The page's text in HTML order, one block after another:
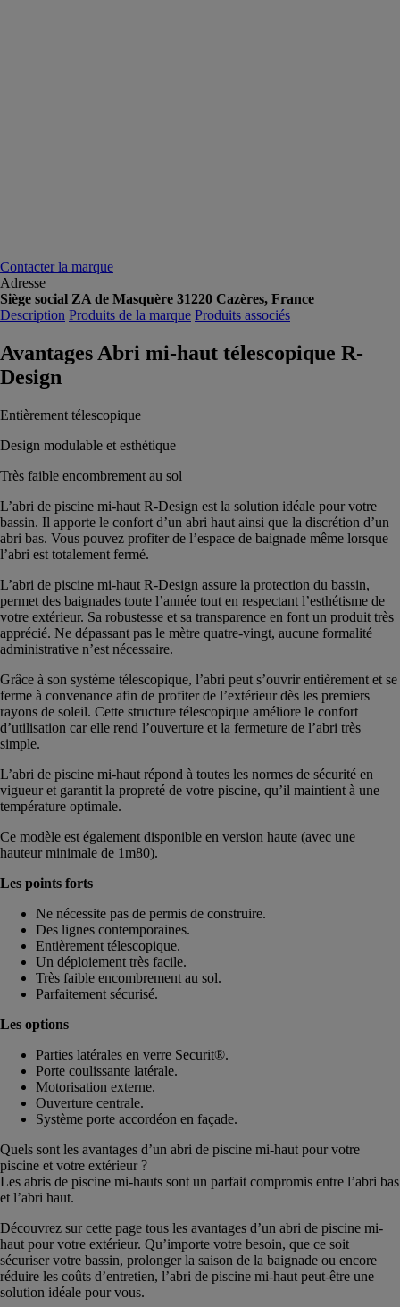
Contacter la marque
Adresse
Siège social ZA de Masquère 31220 Cazères, France
Description Produits de la marque Produits associés
Avantages Abri mi-haut télescopique R-
Design
Entièrement télescopique
Design modulable et esthétique
Très faible encombrement au sol
L’abri de piscine mi-haut R-Design est la solution idéale pour votre
bassin. Il apporte le confort d’un abri haut ainsi que la discrétion d’un
abri bas. Vous pouvez profiter de l’espace de baignade même lorsque
l’abri est totalement fermé.
L’abri de piscine mi-haut R-Design assure la protection du bassin,
permet des baignades toute l’année tout en respectant l’esthétisme de
votre extérieur. Sa robustesse et sa transparence en font un produit très
apprécié. Ne dépassant pas le mètre quatre-vingt, aucune formalité
administrative n’est nécessaire.
Grâce à son système télescopique, l’abri peut s’ouvrir entièrement et se
ferme à convenance afin de profiter de l’extérieur dès les premiers
rayons de soleil. Cette structure télescopique améliore le confort
d’utilisation car elle rend l’ouverture et la fermeture de l’abri très
simple.
L’abri de piscine mi-haut répond à toutes les normes de sécurité en
vigueur et garantit la propreté de votre piscine, qu’il maintient à une
température optimale.
Ce modèle est également disponible en version haute (avec une
hauteur minimale de 1m80).
Les points forts
Ne nécessite pas de permis de construire.
Des lignes contemporaines.
Entièrement télescopique.
Un déploiement très facile.
Très faible encombrement au sol.
Parfaitement sécurisé.
Les options
Parties latérales en verre Securit®.
Porte coulissante latérale.
Motorisation externe.
Ouverture centrale.
Système porte accordéon en façade.
Quels sont les avantages d’un abri de piscine mi-haut pour votre
piscine et votre extérieur ?
Les abris de piscine mi-hauts sont un parfait compromis entre l’abri bas
et l’abri haut.
Découvrez sur cette page tous les avantages d’un abri de piscine mi-
haut pour votre extérieur. Qu’importe votre besoin, que ce soit
sécuriser votre bassin, prolonger la saison de la baignade ou encore
réduire les coûts d’entretien, l’abri de piscine mi-haut peut-être une
solution idéale pour vous.